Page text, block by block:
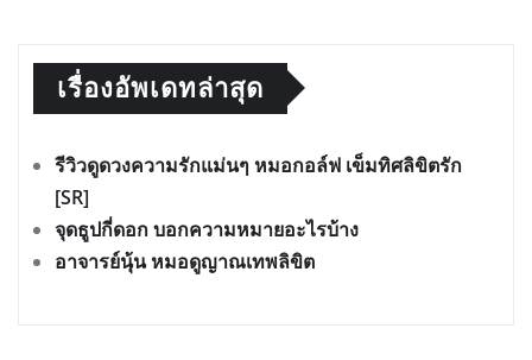
เรื่องอัพเดทล่าสุด
รีวิวดูดวงความรักแม่นๆ หมอกอล์ฟ เข็มทิศลิขิตรัก
[SR]
จุดธูปกี่ดอก บอกความหมายอะไรบ้าง
อาจารย์นุ้น หมอดูญาณเทพลิขิต